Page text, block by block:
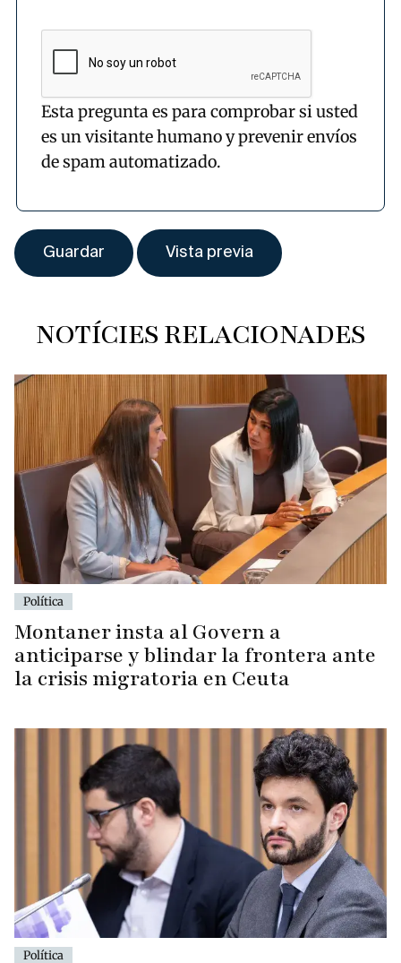
Esta pregunta es para comprobar si usted
es un visitante humano y prevenir envíos
de spam automatizado.
NOTÍCIES RELACIONADES
Política
Montaner insta al Govern a
anticiparse y blindar la frontera ante
la crisis migratoria en Ceuta
Política